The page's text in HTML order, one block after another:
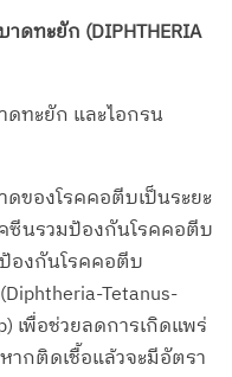
ดทะยัก (DIPHTHERIA
ทะยัก และไอกรน
ดของโรคคอตีบเป็นระยะ
ซีนรวมป้องกันโรคคอตีบ
องกันโรคคอตีบ
Tetanus-
เพื่อช่วยลดการเกิดแพร่
ากติดเชื้อแล้วจะมีอัตรา